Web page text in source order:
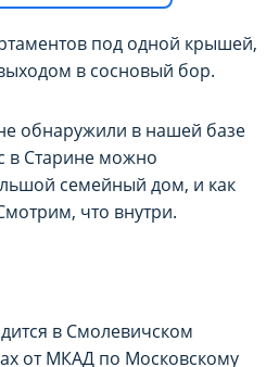
под одной крышей,
в сосновый бор.
обнаружили в нашей базе
в Старине можно
семейный дом, и как
что внутри.
в Смолевичском
от МКАД по Московскому